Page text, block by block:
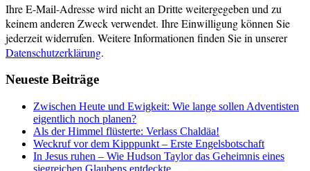
Ihre E-Mail-Adresse wird nicht an Dritte weitergegeben und zu
keinem anderen Zweck verwendet. Ihre Einwilligung können Sie
jederzeit widerrufen. Weitere Informationen finden Sie in unserer
Datenschutzerklärung.
Neueste Beiträge
Zwischen Heute und Ewigkeit: Wie lange sollen Adventisten
eigentlich noch planen?
Als der Himmel flüsterte: Verlass Chaldäa!
Weckruf vor dem Kipppunkt – Erste Engelsbotschaft
In Jesus ruhen – Wie Hudson Taylor das Geheimnis eines